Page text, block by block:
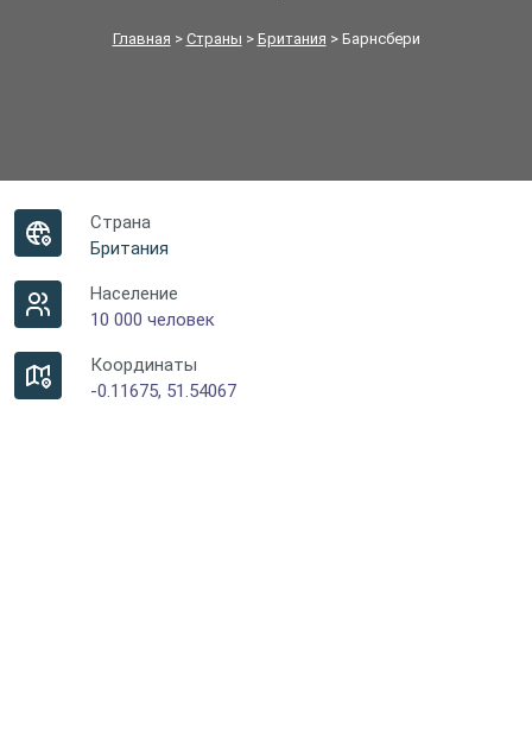
Главная > Страны > Британия > Барнсбери
Страна
Британия
Население
10 000 человек
Координаты
-0.11675, 51.54067